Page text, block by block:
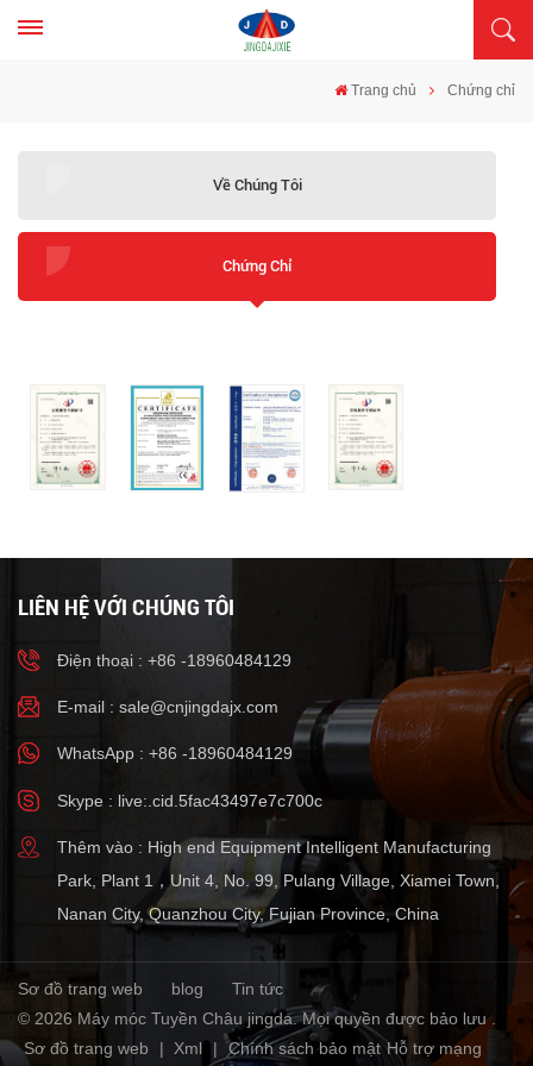
Trang chủ Chứng chỉ
Về Chúng Tôi
Chứng Chỉ
LIÊN HỆ VỚI CHÚNG TÔI
Điện thoại : +86 -18960484129
E-mail : sale@cnjingdajx.com
WhatsApp : +86 -18960484129
Skype : live:.cid.5fac43497e7c700c
Thêm vào : High end Equipment Intelligent Manufacturing
Park, Plant 1，Unit 4, No. 99, Pulang Village, Xiamei Town,
Nanan City, Quanzhou City, Fujian Province, China
Sơ đồ trang web blog
Tin tức
© 2026 Máy móc Tuyền Châu jingda. Mọi quyền được bảo lưu .
Sơ đồ trang web
| Xml | Chính sách bảo mật Hỗ trợ mạng